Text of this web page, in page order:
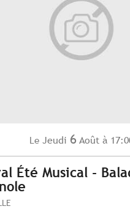
Le Jeudi 6 Août à
Été Musical -